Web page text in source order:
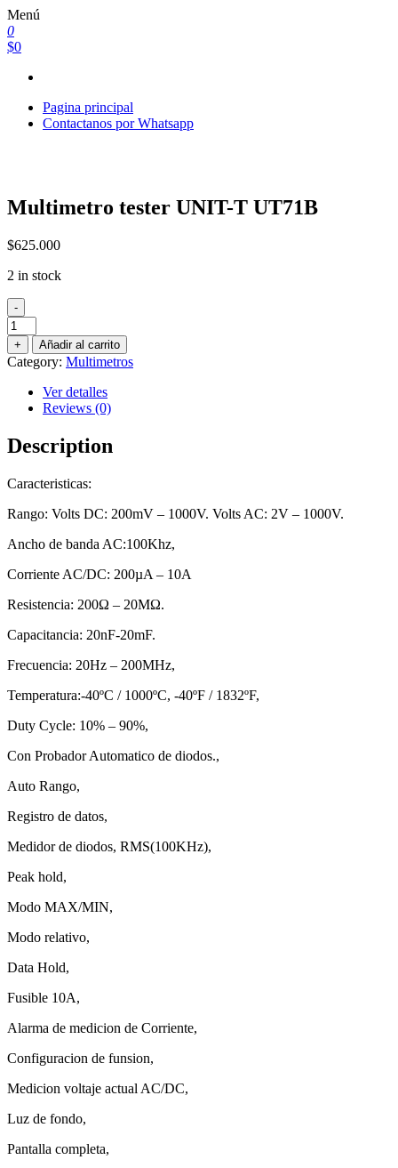
Saltar
al
contenido
Menú
0
$0
Pagina principal
Contactanos por Whatsapp
Multimetro tester UNIT-T UT71B
$625.000
2 in stock
-
Multimetro
tester
UNIT-
T
UT71B
quantity
+ Añadir al carrito
Category: Multimetros
Ver detalles
Reviews (0)
Description
Caracteristicas:
Rango: Volts DC: 200mV – 1000V. Volts AC: 2V – 1000V.
Ancho de banda AC:100Khz,
Corriente AC/DC: 200µA – 10A
Resistencia: 200Ω – 20MΩ.
Capacitancia: 20nF-20mF.
Frecuencia: 20Hz – 200MHz,
Temperatura:-40ºC / 1000ºC, -40ºF / 1832ºF,
Duty Cycle: 10% – 90%,
Con Probador Automatico de diodos.,
Auto Rango,
Registro de datos,
Medidor de diodos, RMS(100KHz),
Peak hold,
Modo MAX/MIN,
Modo relativo,
Data Hold,
Fusible 10A,
Alarma de medicion de Corriente,
Configuracion de funsion,
Medicion voltaje actual AC/DC,
Luz de fondo,
Pantalla completa,